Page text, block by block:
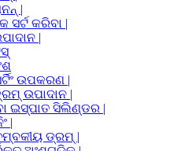
|
ସର୍ଟ କରିବା |
|
ଉପକରଣ |
ଉପାଦାନ |
ଇସ୍ପାତ ସିଲିଣ୍ଡର |
|
ଡ୍ରମ୍ |